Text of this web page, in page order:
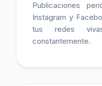
Publicaciones
Instagram y
tus redes
constantemente.